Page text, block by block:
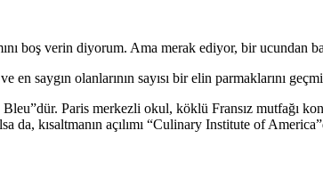
boş verin diyorum. Ama merak ediyor, bir ucundan
saygın olanlarının sayısı bir elin parmaklarını
Paris merkezli okul, köklü Fransız mutfağı
kısaltmanın açılımı “Culinary Institute of